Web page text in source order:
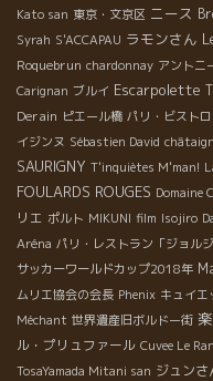
Kato san 東京・文京区 ニース
Syrah S'ACCAPAU ラモンさん
Roquebrun chardonnay アントニ
Carignan ブルイ Escarpolette
Derain ピエール橋 パリ・ビスト
イジンヌ Sébastien David
SAURIGNY T'inquiètes M'man!
FOULARDS ROUGES Domaine
リエ ポルト MIKUNI film Isojiro
Aréna パリ・レストラン「ジョル
サッカーワールドカップ2018年
ムリエ協会の会長 Phenix キュイエ
Méchant 世界遺産旧ボルドー街
ル・プリュファール Cuvee Le
TosaYamada Mitani san ジュンさ